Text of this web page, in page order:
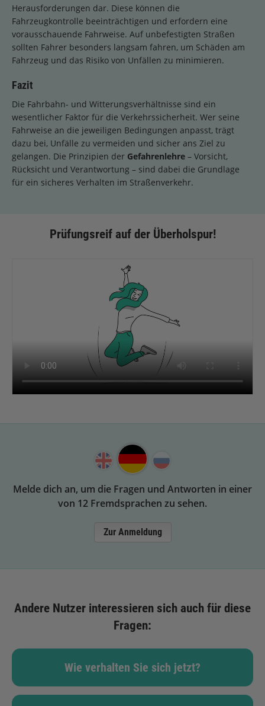
Herausforderungen dar. Diese können die
Fahrzeugkontrolle beeinträchtigen und erfordern eine
vorausschauende Fahrweise. Auf unbefestigten Straßen
sollten Fahrer besonders langsam fahren, um Schäden am
Fahrzeug und das Risiko von Unfällen zu minimieren.
Fazit
Die Fahrbahn- und Witterungsverhältnisse sind ein
wesentlicher Faktor für die Verkehrssicherheit. Wer seine
Fahrweise an die jeweiligen Bedingungen anpasst, trägt
dazu bei, Unfälle zu vermeiden und sicher ans Ziel zu
gelangen. Die Prinzipien der Gefahrenlehre – Vorsicht,
Rücksicht und Verantwortung – sind dabei die Grundlage
für ein sicheres Verhalten im Straßenverkehr.
Prüfungsreif auf der Überholspur!
Melde dich an, um die Fragen und Antworten in einer
von 12 Fremdsprachen zu sehen.
Zur Anmeldung
Andere Nutzer interessieren sich auch für diese
Fragen:
Wie verhalten Sie sich jetzt?